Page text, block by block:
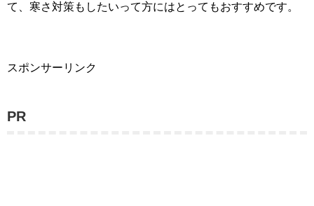
て、寒さ対策もしたいって方にはとってもおすすめです。
スポンサーリンク
PR